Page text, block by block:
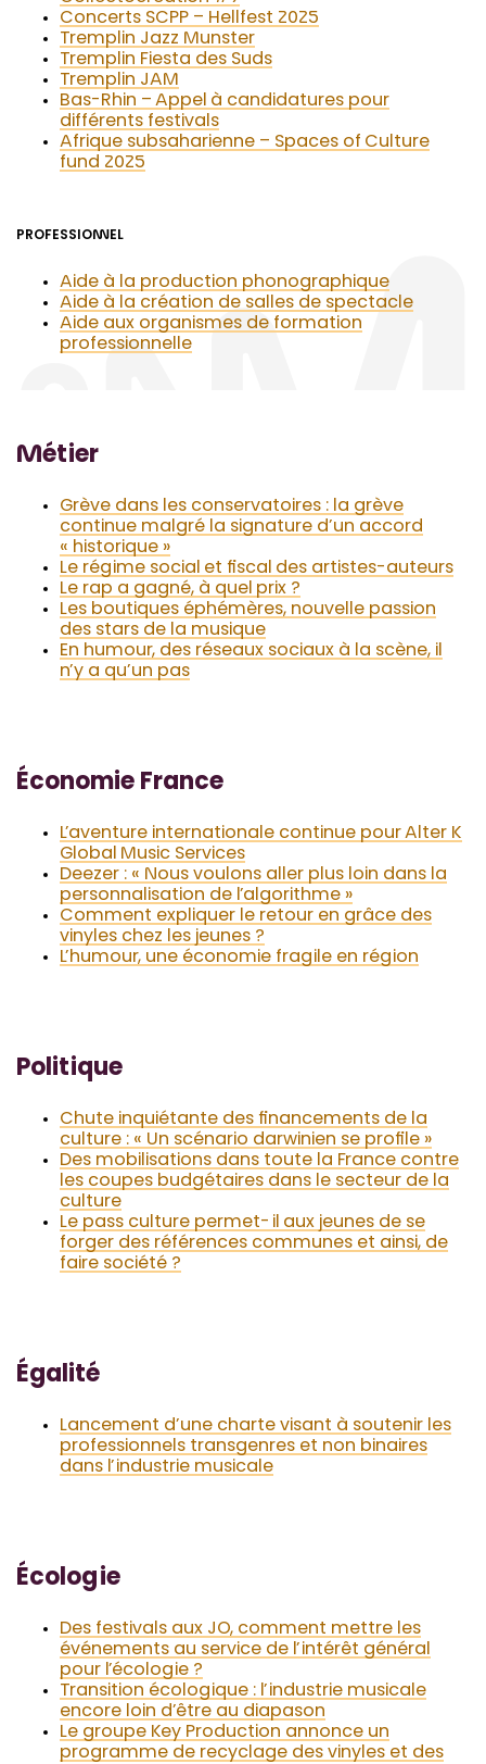
Concerts SCPP – Hellfest 2025
Tremplin Jazz Munster
Tremplin Fiesta des Suds
Tremplin JAM
Bas-Rhin – Appel à candidatures pour
différents festivals
Afrique subsaharienne – Spaces of Culture
fund 2025
PROFESSIONNEL
Aide à la production phonographique
Aide à la création de salles de spectacle
Aide aux organismes de formation
professionnelle
Métier
Grève dans les conservatoires : la grève
continue malgré la signature d’un accord
« historique »
Le régime social et fiscal des artistes-auteurs
Le rap a gagné, à quel prix ?
Les boutiques éphémères, nouvelle passion
des stars de la musique
En humour, des réseaux sociaux à la scène, il
n’y a qu’un pas
Économie France
L’aventure internationale continue pour Alter K
Global Music Services
Deezer : « Nous voulons aller plus loin dans la
personnalisation de l’algorithme »
Comment expliquer le retour en grâce des
vinyles chez les jeunes ?
L’humour, une économie fragile en région
Politique
Chute inquiétante des financements de la
culture : « Un scénario darwinien se profile »
Des mobilisations dans toute la France contre
les coupes budgétaires dans le secteur de la
culture
Le pass culture permet-il aux jeunes de se
forger des références communes et ainsi, de
faire société ?
Égalité
Lancement d’une charte visant à soutenir les
professionnels transgenres et non binaires
dans l’industrie musicale
Écologie
Des festivals aux JO, comment mettre les
événements au service de l’intérêt général
pour l’écologie ?
Transition écologique : l’industrie musicale
encore loin d’être au diapason
Le groupe Key Production annonce un
programme de recyclage des vinyles et des